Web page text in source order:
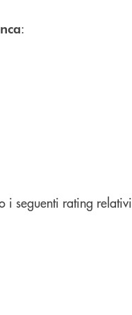
:
i seguenti rating relativi